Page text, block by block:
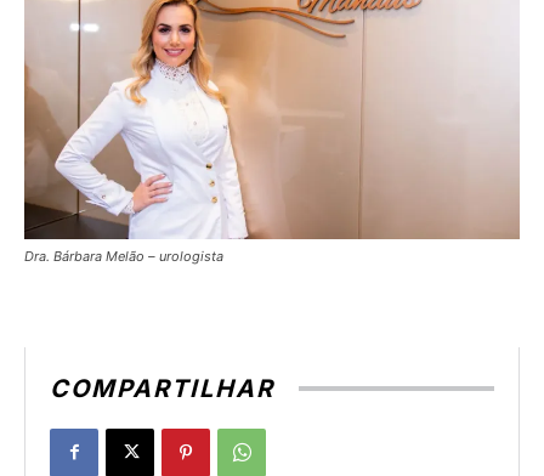
Dra. Bárbara Melão – urologista
COMPARTILHAR